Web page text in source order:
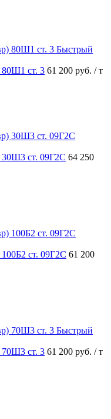
Быстрый
80Ш1 ст. 3 61 200 руб. / т
30Ш3 ст. 09Г2С 64 250
100Б2 ст. 09Г2С 61 200
Быстрый
70Ш3 ст. 3 61 200 руб. / т